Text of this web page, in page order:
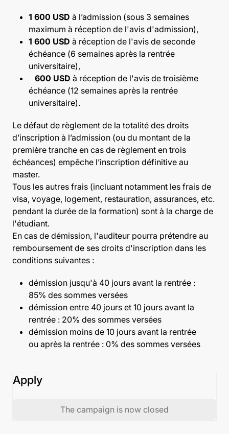
1 600 USD à l’admission (sous 3 semaines
maximum à réception de l'avis d'admission),
1 600 USD à réception de l'avis de seconde
échéance (6 semaines après la rentrée
universitaire),
600 USD à réception de l'avis de troisième
échéance (12 semaines après la rentrée
universitaire).
Le défaut de règlement de la totalité des droits
d’inscription à l’admission (ou du montant de la
première tranche en cas de règlement en trois
échéances) empêche l’inscription définitive au
master.
Tous les autres frais (incluant notamment les frais de
visa, voyage, logement, restauration, assurances, etc.
pendant la durée de la formation) sont à la charge de
l'étudiant.
En cas de démission, l'auditeur pourra prétendre au
remboursement de ses droits d'inscription dans les
conditions suivantes :
démission jusqu'à 40 jours avant la rentrée :
85% des sommes versées
démission entre 40 jours et 10 jours avant la
rentrée : 20% des sommes versées
démission moins de 10 jours avant la rentrée
ou après la rentrée : 0% des sommes versées
Apply
The campaign is now closed